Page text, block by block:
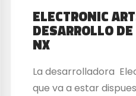
ELECTRONIC
DESARROLLO
NX
La desarrolladora
que va a estar